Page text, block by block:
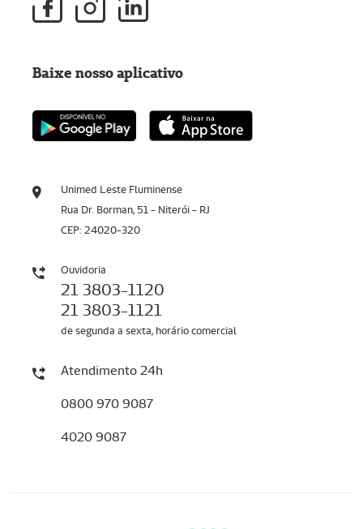
Unimed Leste Fluminense
Rua Dr. Borman, 51 - Niterói - RJ
CEP: 24020-320
Ouvidoria
21 3803-1120
21 3803-1121
de segunda a sexta, horário comercial
Atendimento 24h
0800 970 9087
4020 9087
Baixe nosso aplicativo